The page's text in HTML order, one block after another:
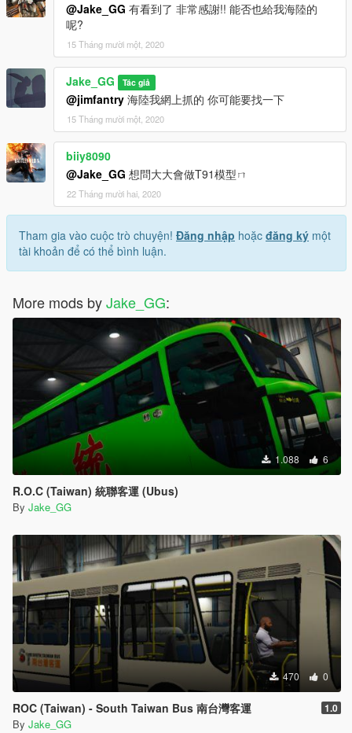
@Jake_GG 有看到了 非常感謝!! 能否也給我海陸的
呢?
15 Tháng mười một, 2020
Jake_GG Tác giả
@jimfantry 海陸我網上抓的 你可能要找一下
15 Tháng mười một, 2020
biiy8090
@Jake_GG 想問大大會做T91模型ㄇ
22 Tháng mười hai, 2020
Tham gia vào cuộc trò chuyện! Đăng nhập hoặc đăng ký một
tài khoản để có thể bình luận.
More mods byJake_GG:
1.088 6
R.O.C (Taiwan) 統聯客運 (Ubus)
By Jake_GG
470 0
ROC (Taiwan) - South Taiwan Bus 南台灣客運 1.0
By Jake_GG